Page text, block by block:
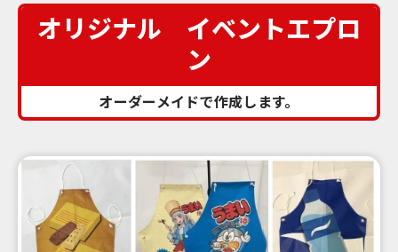
イベント花子
0120 065 447
メールでの
お問い合わせ
オリジナル イベントエプロ
ン
オーダーメイドで作成します。